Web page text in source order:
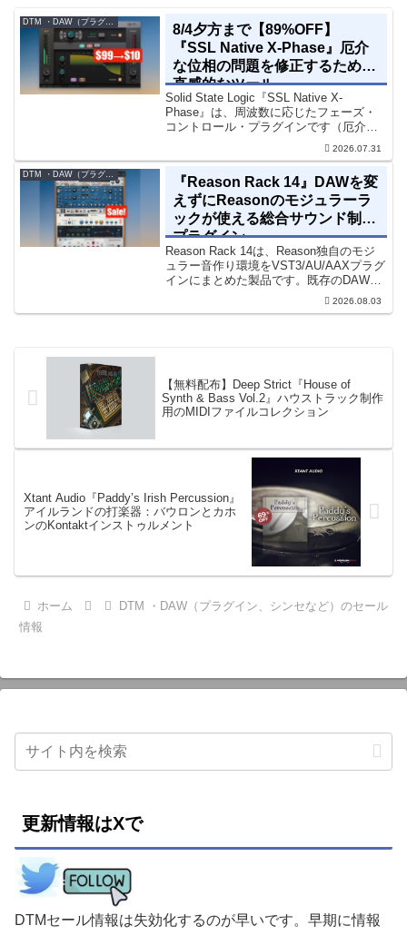
8/4夕方まで【89%OFF】
『SSL Native X-Phase』厄介
な位相の問題を修正するための
直感的なツール
Solid State Logic『SSL Native X-
Phase』は、周波数に応じたフェーズ・
コントロール・プラグインです（厄介な
位相の問題を修正するための直感的なツ
ールです）。特定の周波数で位相をシフ
2026.07.31
DTM ・DAW（プラグイン、シンセなど）のセール情報
『Reason Rack 14』DAWを変
えずにReasonのモジュラーラ
ックが使える総合サウンド制作
プラグイン
Reason Rack 14は、Reason独自のモジ
ュラー音作り環境をVST3/AU/AAXプラグ
インにまとめた製品です。既存のDAWを
乗り換えることなく、68種類のシンセや
エフェクト、CV配線をそのままトラック
2026.08.03
【無料配布】Deep Strict『House of
Synth & Bass Vol.2』ハウストラック制作
用のMIDIファイルコレクション
Xtant Audio『Paddy’s Irish Percussion』
アイルランドの打楽器：バウロンとカホ
ンのKontaktインストゥルメント
ホーム
DTM ・DAW（プラグイン、シンセなど）のセール
情報
更新情報はXで
DTMセール情報は失効化するのが早いです。早期に情報